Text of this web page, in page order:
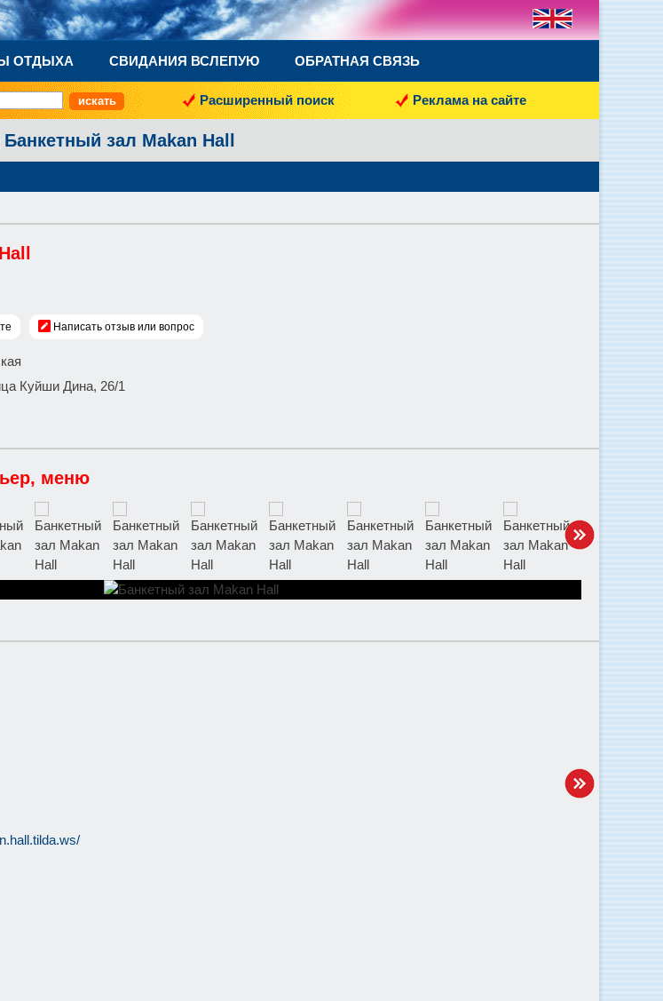
ОТДЫХА СВИДАНИЯ ВСЛЕПУЮ ОБРАТНАЯ СВЯЗЬ
Расширенный поиск Реклама на сайте
Банкетный зал Makan Hall
Написать отзыв или вопрос
Куйши Дина, 26/1
меню